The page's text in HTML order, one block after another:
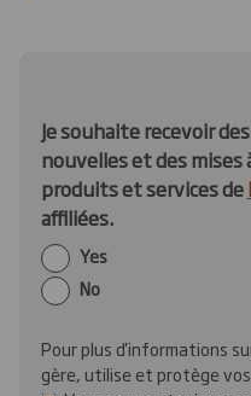
Je souhaite recevoir
nouvelles et des mises
produits et services de
affiliées.
Yes
No
Pour plus d'informations
gère, utilise et protège